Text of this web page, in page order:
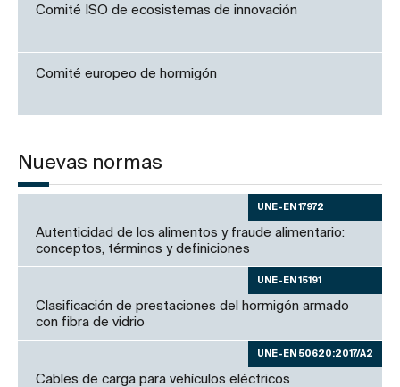
Comité ISO de ecosistemas de innovación
Comité europeo de hormigón
Nuevas normas
UNE-EN 17972
Autenticidad de los alimentos y fraude alimentario:
conceptos, términos y definiciones
UNE-EN 15191
Clasificación de prestaciones del hormigón armado
con fibra de vidrio
UNE-EN 50620:2017/A2
Cables de carga para vehículos eléctricos